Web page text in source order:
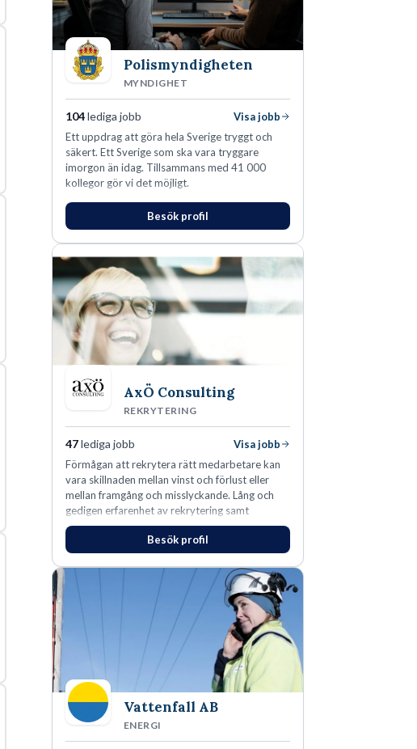
Polismyndigheten
MYNDIGHET
104lediga jobb
Visa jobb
Ett uppdrag att göra hela Sverige tryggt och
säkert. Ett Sverige som ska vara tryggare
imorgon än idag. Tillsammans med 41 000
kollegor gör vi det möjligt.
Besök profil
AxÖ Consulting
REKRYTERING
47lediga jobb
Visa jobb
Förmågan att rekrytera rätt medarbetare kan
vara skillnaden mellan vinst och förlust eller
mellan framgång och misslyckande. Lång och
gedigen erfarenhet av rekrytering samt
konsultverksamhet har lärt oss just det.
Besök profil
Vattenfall AB
ENERGI